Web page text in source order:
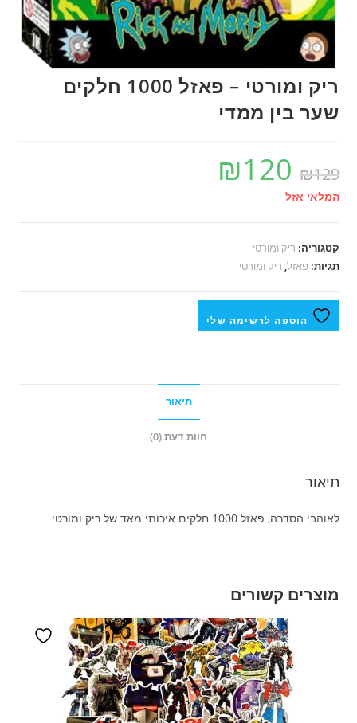
ריק ומורטי – פאזל 1000 חלקים
שער בין ממדי
₪129
₪120
המלאי אזל
קטגוריה: ריק ומורטי
תגיות: פאזל, ריק ומורטי
הוספה לרשימה שלי
תיאור
חוות דעת (0)
תיאור
לאוהבי הסדרה, פאזל 1000 חלקים איכותי מאד של ריק ומורטי
מוצרים קשורים